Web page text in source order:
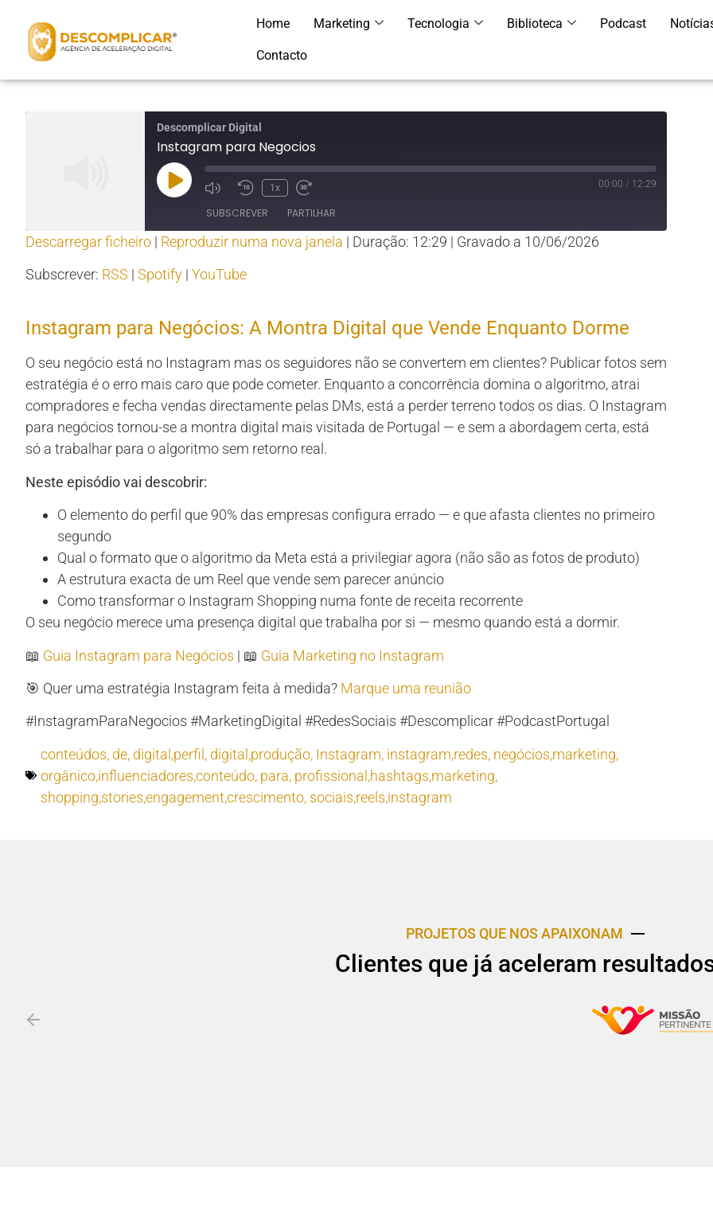
Home Marketing Tecnologia Biblioteca Podcast
Contacto
Descomplicar Digital
Instagram para Negocios
1x 00:00 / 12:29
SUBSCREVER PARTILHAR
INCORPORAR
Descarregar ficheiro | Reproduzir numa nova janela | Duração: 12:29 | Gravado a 10/06/2026
Subscrever: RSS | Spotify | YouTube
Instagram para Negócios: A Montra Digital que Vende Enquanto Dorme
O seu negócio está no Instagram mas os seguidores não se convertem em clientes? Publicar fotos sem
estratégia é o erro mais caro que pode cometer. Enquanto a concorrência domina o algoritmo, atrai
compradores e fecha vendas directamente pelas DMs, está a perder terreno todos os dias. O Instagram
para negócios tornou-se a montra digital mais visitada de Portugal — e sem a abordagem certa, está
só a trabalhar para o algoritmo sem retorno real.
Neste episódio vai descobrir:
O elemento do perfil que 90% das empresas configura errado — e que afasta clientes no primeiro
segundo
Qual o formato que o algoritmo da Meta está a privilegiar agora (não são as fotos de produto)
A estrutura exacta de um Reel que vende sem parecer anúncio
Como transformar o Instagram Shopping numa fonte de receita recorrente
O seu negócio merece uma presença digital que trabalha por si — mesmo quando está a dormir.
📖 Guia Instagram para Negócios | 📖 Guia Marketing no Instagram
🎯 Quer uma estratégia Instagram feita à medida? Marque uma reunião
#InstagramParaNegocios #MarketingDigital #RedesSociais #Descomplicar #PodcastPortugal
conteúdos, de, digital,perfil, digital,produção, Instagram, instagram,redes, negócios,marketing,
orgânico,influenciadores,conteúdo, para, profissional,hashtags,marketing,
shopping,stories,engagement,crescimento, sociais,reels,instagram
PROJETOS QUE NOS APAIXONAM
Clientes que já aceleram